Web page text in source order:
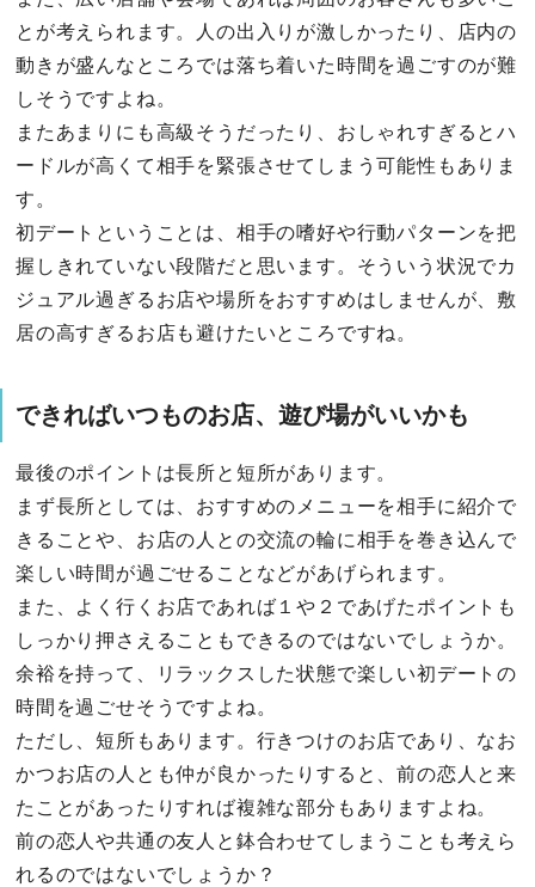
とが考えられます。人の出入りが激しかったり、店内の
動きが盛んなところでは落ち着いた時間を過ごすのが難
しそうですよね。
またあまりにも高級そうだったり、おしゃれすぎるとハ
ードルが高くて相手を緊張させてしまう可能性もありま
す。
初デートということは、相手の嗜好や行動パターンを把
握しきれていない段階だと思います。そういう状況でカ
ジュアル過ぎるお店や場所をおすすめはしませんが、敷
居の高すぎるお店も避けたいところですね。
できればいつものお店、遊び場がいいかも
最後のポイントは長所と短所があります。
まず長所としては、おすすめのメニューを相手に紹介で
きることや、お店の人との交流の輪に相手を巻き込んで
楽しい時間が過ごせることなどがあげられます。
また、よく行くお店であれば１や２であげたポイントも
しっかり押さえることもできるのではないでしょうか。
余裕を持って、リラックスした状態で楽しい初デートの
時間を過ごせそうですよね。
ただし、短所もあります。行きつけのお店であり、なお
かつお店の人とも仲が良かったりすると、前の恋人と来
たことがあったりすれば複雑な部分もありますよね。
前の恋人や共通の友人と鉢合わせてしまうことも考えら
れるのではないでしょうか？